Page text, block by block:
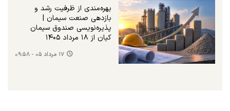
بهره‌مندی از ظرفیت رشد و
بازدهی صنعت سیمان |
پذیره‌نویسی صندوق سیمان
کیان از ۱۸ مرداد ۱۴۰۵
۱۷ مرداد ۰۵ - ۰۹:۵۸